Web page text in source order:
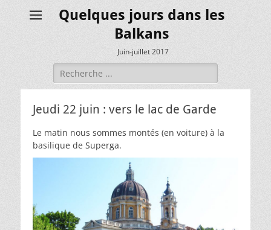
Quelques jours dans les
Balkans
Juin-juillet 2017
Rechercher :
Jeudi 22 juin : vers le lac de Garde
Le matin nous sommes montés (en voiture) à la
basilique de Superga.